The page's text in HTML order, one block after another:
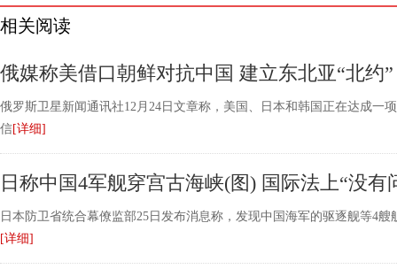
相关阅读
俄媒称美借口朝鲜对抗中国 建立东北亚“北约”
俄罗斯卫星新闻通讯社12月24日文章称，美国、日本和韩国正在达成一
信[详细]
日称中国4军舰穿宫古海峡(图) 国际法上“没有
日本防卫省统合幕僚监部25日发布消息称，发现中国海军的驱逐舰等4
[详细]